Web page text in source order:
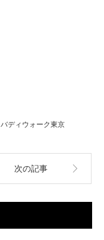
バディウォーク東京
次の記事